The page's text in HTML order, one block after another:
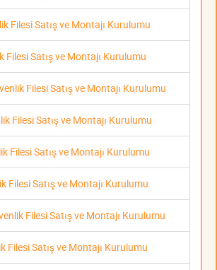
Filesi Satış ve Montajı Kurulumu
Filesi Satış ve Montajı Kurulumu
Filesi Satış ve Montajı Kurulumu
Filesi Satış ve Montajı Kurulumu
Filesi Satış ve Montajı Kurulumu
Filesi Satış ve Montajı Kurulumu
Filesi Satış ve Montajı Kurulumu
Filesi Satış ve Montajı Kurulumu